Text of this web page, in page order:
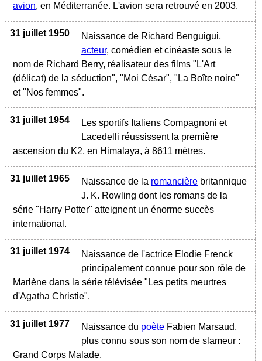
avion, en Méditerranée. L'avion sera retrouvé en 2003.
31 juillet 1950
Naissance de Richard Benguigui,
acteur, comédien et cinéaste sous le
nom de Richard Berry, réalisateur des films "L'Art
(délicat) de la séduction", "Moi César", "La Boîte noire"
et "Nos femmes".
31 juillet 1954
Les sportifs Italiens Compagnoni et
Lacedelli réussissent la première
ascension du K2, en Himalaya, à 8611 mètres.
31 juillet 1965 Naissance de la romancière britannique
J. K. Rowling dont les romans de la
série "Harry Potter" atteignent un énorme succès
international.
31 juillet 1974
Naissance de l'actrice Elodie Frenck
principalement connue pour son rôle de
Marlène dans la série télévisée "Les petits meurtres
d'Agatha Christie".
31 juillet 1977 Naissance du poète Fabien Marsaud,
plus connu sous son nom de slameur :
Grand Corps Malade.